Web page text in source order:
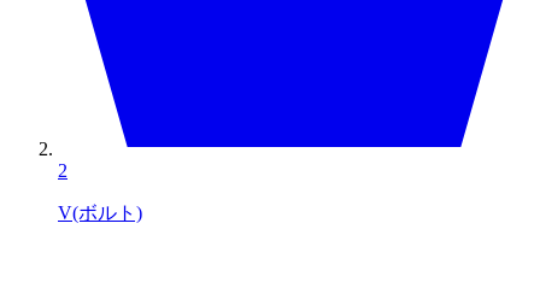
2
V(ボルト)